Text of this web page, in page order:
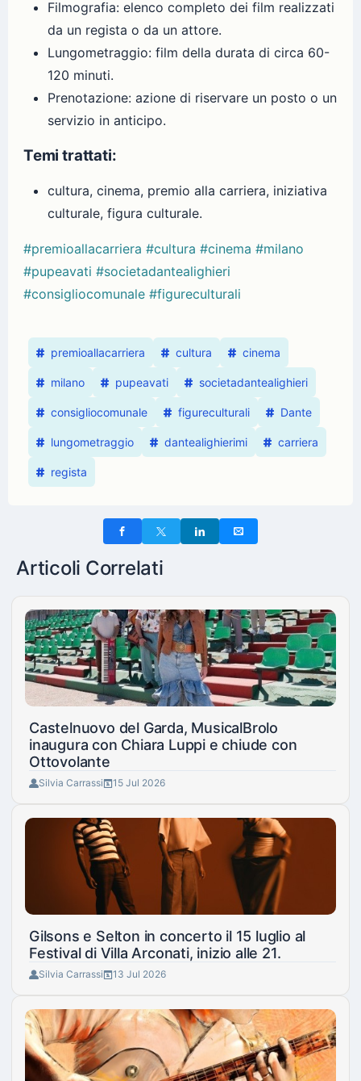
Filmografia: elenco completo dei film realizzati
da un regista o da un attore.
Lungometraggio: film della durata di circa 60-
120 minuti.
Prenotazione: azione di riservare un posto o un
servizio in anticipo.
Temi trattati:
cultura, cinema, premio alla carriera, iniziativa
culturale, figura culturale.
#premioallacarriera #cultura #cinema #milano
#pupeavati #societadantealighieri
#consigliocomunale #figureculturali
premioallacarriera cultura cinema
milano pupeavati societadantealighieri
consigliocomunale figureculturali Dante
lungometraggio dantealighierimi carriera
regista
Articoli Correlati
Castelnuovo del Garda, MusicalBrolo
inaugura con Chiara Luppi e chiude con
Ottovolante
Silvia Carrassi 15 Jul 2026
Gilsons e Selton in concerto il 15 luglio al
Festival di Villa Arconati, inizio alle 21.
Silvia Carrassi 13 Jul 2026